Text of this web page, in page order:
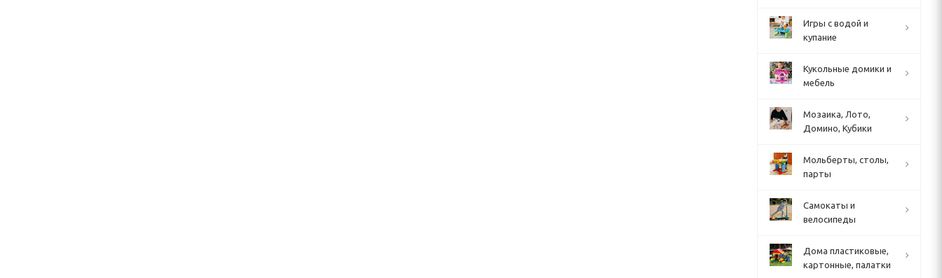
Игры с водой и
купание
Кукольные домики и
мебель
Мозаика, Лото,
Домино, Кубики
Мольберты, столы,
парты
Cамокаты и
велосипеды
Дома пластиковые,
картонные, палатки